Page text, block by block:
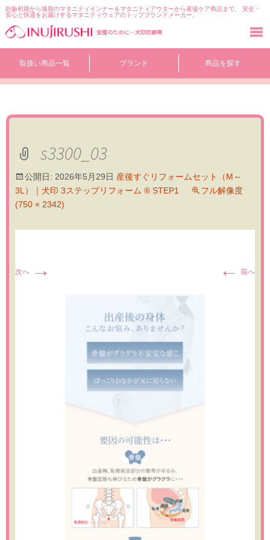
妊娠初期から後期のマタニティインナー＆マタニティアウターから産後ケア商品まで、 安全・
安心と快適をお届けするマタニティウェアのトップブランドメーカー。
テ
取扱い商品一覧 ブランド 商品を探す
s3300_03
公開日: 2026年5月29日 産後すぐリフォームセット（M～
3L）｜犬印 3ステップリフォーム ® STEP1
フル解像度
(750 × 2342)
← 前へ
次へ →